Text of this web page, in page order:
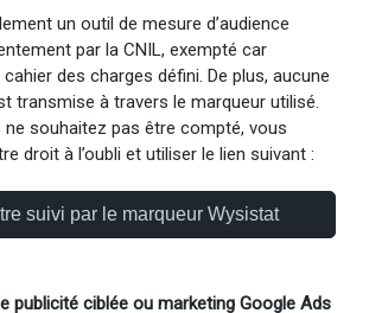
un outil de mesure d’audience
par la CNIL, exempté car
des charges défini. De plus, aucune
transmise à travers le marqueur utilisé.
souhaitez pas être compté, vous
droit à l’oubli et utiliser le lien suivant :
publicité ciblée ou marketing Google Ads